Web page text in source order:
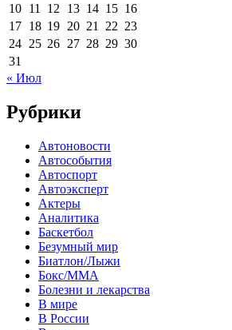
10 11 12 13 14 15 16
17 18 19 20 21 22 23
24 25 26 27 28 29 30
31
« Июл
Рубрики
Автоновости
Автособытия
Автоспорт
Автоэксперт
Актеры
Аналитика
Баскетбол
Безумный мир
Биатлон/Лыжи
Бокс/MMA
Болезни и лекарства
В мире
В России